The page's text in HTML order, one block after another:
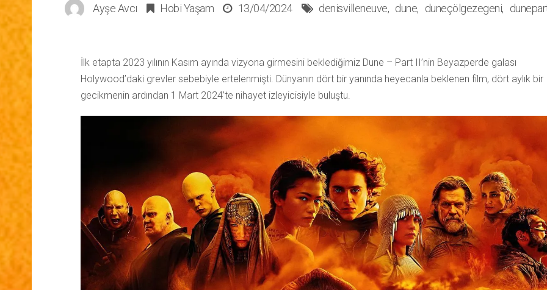
Ayşe Avcı Hobi Yaşam 13/04/2024 denisvilleneuve dune duneçölgezegeni
İlk etapta 2023 yılının Kasım ayında vizyona girmesini beklediğimiz Dune – Part II’nin Beyazperde galası
Holywood’daki grevler sebebiyle ertelenmişti. Dünyanın dört bir yanında heyecanla beklenen film, dört aylık bir
gecikmenin ardından 1 Mart 2024’te nihayet izleyicisiyle buluştu.